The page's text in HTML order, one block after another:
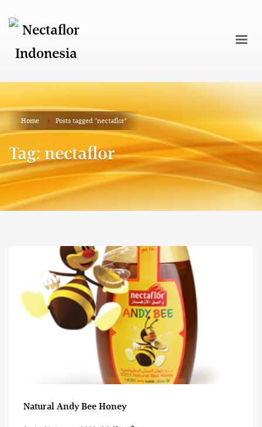
Home Posts tagged "nectaflor"
Tag: nectaflor
Natural Andy Bee Honey